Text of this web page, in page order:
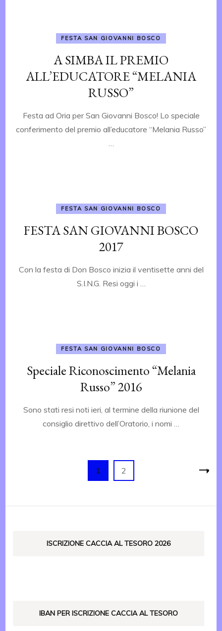
FESTA SAN GIOVANNI BOSCO
A SIMBA IL PREMIO
ALL’EDUCATORE “MELANIA
RUSSO”
Festa ad Oria per San Giovanni Bosco! Lo speciale
conferimento del premio all’educatore “Melania Russo”
…
FESTA SAN GIOVANNI BOSCO
FESTA SAN GIOVANNI BOSCO
2017
Con la festa di Don Bosco inizia il ventisette anni del
S.I.N.G. Resi oggi i …
FESTA SAN GIOVANNI BOSCO
Speciale Riconoscimento “Melania
Russo” 2016
Sono stati resi noti ieri, al termine della riunione del
consiglio direttivo dell’Oratorio, i nomi …
Pagina
1 Pagina
2
ISCRIZIONE CACCIA AL TESORO 2026
IBAN PER ISCRIZIONE CACCIA AL TESORO